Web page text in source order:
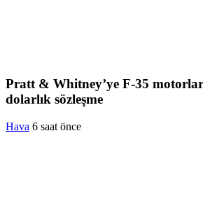
Pratt & Whitney’ye F-35
dolarlık sözleşme
Hava 6 saat önce